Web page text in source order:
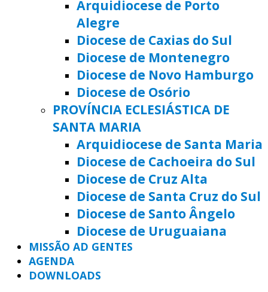
Arquidiocese de Porto
Alegre
Diocese de Caxias do Sul
Diocese de Montenegro
Diocese de Novo Hamburgo
Diocese de Osório
PROVÍNCIA ECLESIÁSTICA DE
SANTA MARIA
Arquidiocese de Santa Maria
Diocese de Cachoeira do Sul
Diocese de Cruz Alta
Diocese de Santa Cruz do Sul
Diocese de Santo Ângelo
Diocese de Uruguaiana
MISSÃO AD GENTES
AGENDA
DOWNLOADS